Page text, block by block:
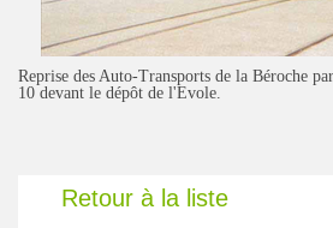
Reprise des Auto-Transports de la Béroche
10 devant le dépôt de l'Evole.
Retour à la liste